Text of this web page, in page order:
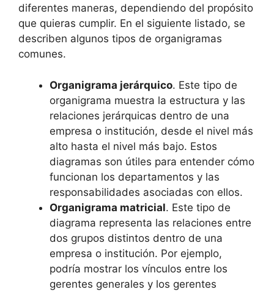
diferentes maneras, dependiendo del propósito
que quieras cumplir. En el siguiente listado, se
describen algunos tipos de organigramas
comunes.
Organigrama jerárquico. Este tipo de
organigrama muestra la estructura y las
relaciones jerárquicas dentro de una
empresa o institución, desde el nivel más
alto hasta el nivel más bajo. Estos
diagramas son útiles para entender cómo
funcionan los departamentos y las
responsabilidades asociadas con ellos.
Organigrama matricial. Este tipo de
diagrama representa las relaciones entre
dos grupos distintos dentro de una
empresa o institución. Por ejemplo,
podría mostrar los vínculos entre los
gerentes generales y los gerentes